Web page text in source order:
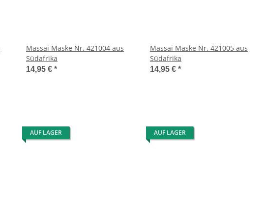
Massai Maske Nr. 421004 aus
Südafrika
14,95 € *
Massai Maske Nr. 421005 aus
Südafrika
14,95 € *
AUF LAGER AUF LAGER